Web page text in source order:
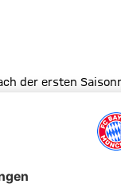
der ersten
gegen den
beträgt aktuell
hat.